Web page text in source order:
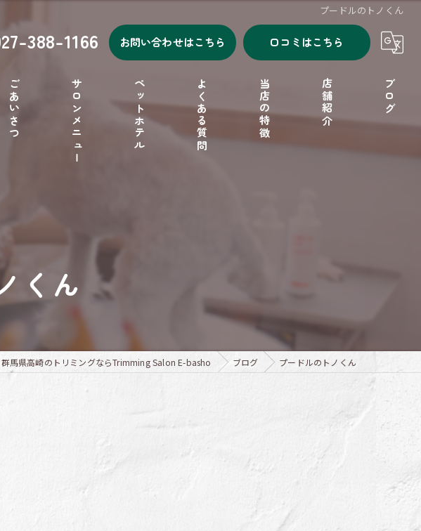
プードルのトノくん
388-1166 お問い合わせはこちら 口コミはこちら
ごあいさつ サロンメニュー ペットホテル よくある質問 当店の特徴 店舗紹介 ブログ
くん
群馬県高崎のトリミングならTrimming Salon E-basho ブログ プードルのトノくん